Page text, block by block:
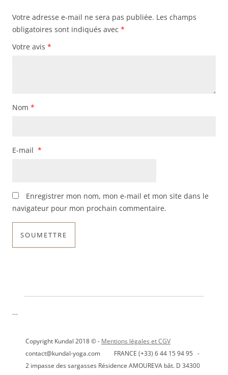
Votre adresse e-mail ne sera pas publiée. Les champs
obligatoires sont indiqués avec *
Votre avis *
Nom *
E-mail *
Enregistrer mon nom, mon e-mail et mon site dans le
navigateur pour mon prochain commentaire.
…
Copyright Kundal 2018 © - Mentions légales et CGV
contact@kundal-yoga.com FRANCE (+33) 6 44 15 94 95 -
2 impasse des sargasses Résidence AMOUREVA bât. D 34300